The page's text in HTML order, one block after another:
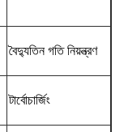
বৈদ্যুতিন গতি নিয়ন্ত্রণ
টার্বোচার্জিং